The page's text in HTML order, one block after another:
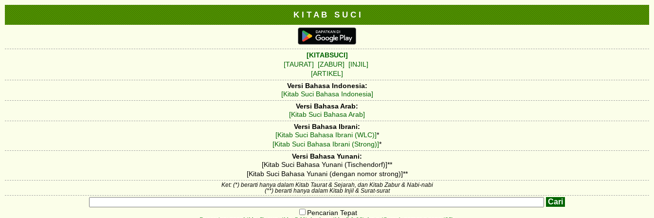
K I T A B S U C I
[KITABSUCI]
[TAURAT]
[ZABUR]
[INJIL]
[ARTIKEL]
Versi Bahasa Indonesia:
[Kitab Suci Bahasa Indonesia]
Versi Bahasa Arab:
[Kitab Suci Bahasa Arab]
Versi Bahasa Ibrani:
[Kitab Suci Bahasa Ibrani (WLC)]*
[Kitab Suci Bahasa Ibrani (Strong)]*
Versi Bahasa Yunani:
[Kitab Suci Bahasa Yunani (Tischendorf)]**
[Kitab Suci Bahasa Yunani (dengan nomor strong)]**
Ket: (*) berarti hanya dalam Kitab Taurat & Sejarah, dan Kitab Zabur & Nabi-nabi
(**) berarti hanya dalam Kitab Injil & Surat-surat
Pencarian Tepat